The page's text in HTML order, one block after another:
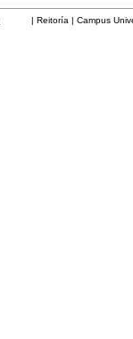
| Reitoría | Campus